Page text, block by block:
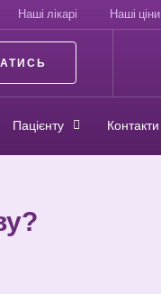
Наші лікарі Наші ціни
Пацієнту Контакти